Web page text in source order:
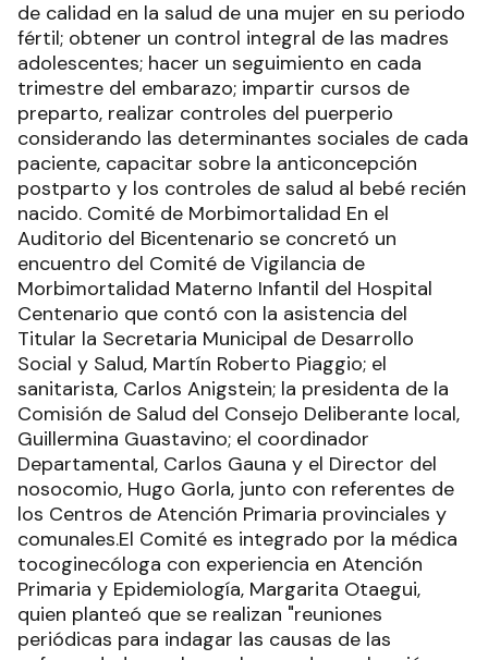
de calidad en la salud de una mujer en su periodo
fértil; obtener un control integral de las madres
adolescentes; hacer un seguimiento en cada
trimestre del embarazo; impartir cursos de
preparto, realizar controles del puerperio
considerando las determinantes sociales de cada
paciente, capacitar sobre la anticoncepción
postparto y los controles de salud al bebé recién
nacido. Comité de Morbimortalidad En el
Auditorio del Bicentenario se concretó un
encuentro del Comité de Vigilancia de
Morbimortalidad Materno Infantil del Hospital
Centenario que contó con la asistencia del
Titular la Secretaria Municipal de Desarrollo
Social y Salud, Martín Roberto Piaggio; el
sanitarista, Carlos Anigstein; la presidenta de la
Comisión de Salud del Consejo Deliberante local,
Guillermina Guastavino; el coordinador
Departamental, Carlos Gauna y el Director del
nosocomio, Hugo Gorla, junto con referentes de
los Centros de Atención Primaria provinciales y
comunales.El Comité es integrado por la médica
tocoginecóloga con experiencia en Atención
Primaria y Epidemiología, Margarita Otaegui,
quien planteó que se realizan "reuniones
periódicas para indagar las causas de las